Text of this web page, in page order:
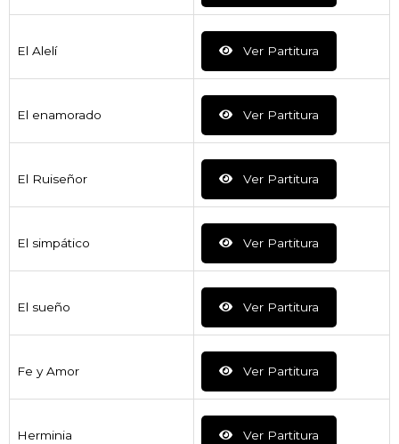
El Alelí Ver Partitura
El enamorado Ver Partitura
El Ruiseñor Ver Partitura
El simpático Ver Partitura
El sueño Ver Partitura
Fe y Amor Ver Partitura
Herminia Ver Partitura